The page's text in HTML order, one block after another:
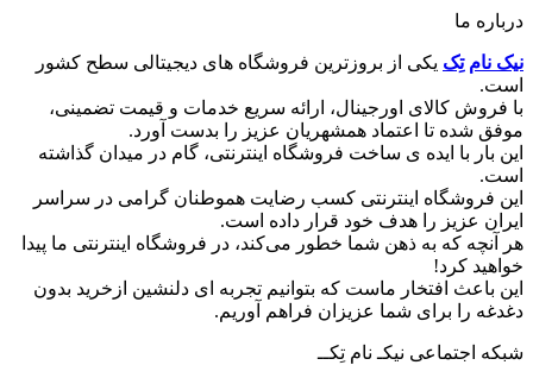
درباره ما
نیک نام تِک یکی از بروزترین فروشگاه های دیجیتالی سطح کشور
است.
با فروش کالای اورجینال، ارائه سریع خدمات و قیمت تضمینی،
موفق شده تا اعتماد همشهریان عزیز را بدست آورد.
این بار با ایده ی ساخت فروشگاه اینترنتی، گام در میدان گذاشته
است.
این فروشگاه اینترنتی کسب رضایت هموطنان گرامی در سراسر
ایران عزیز را هدف خود قرار داده است.
هر آنچه که به ذهن شما خطور می‌کند، در فروشگاه اینترنتی ما پیدا
خواهید کرد!
این باعث افتخار ماست که بتوانیم تجربه ای دلنشین ازخرید بدون
دغدغه را برای شما عزیزان فراهم آوریم.
شبکه‌ اجتماعی نیکـ نام تِکــ